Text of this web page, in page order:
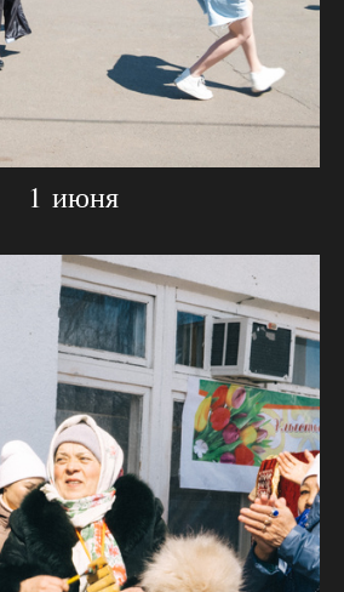
1 июня